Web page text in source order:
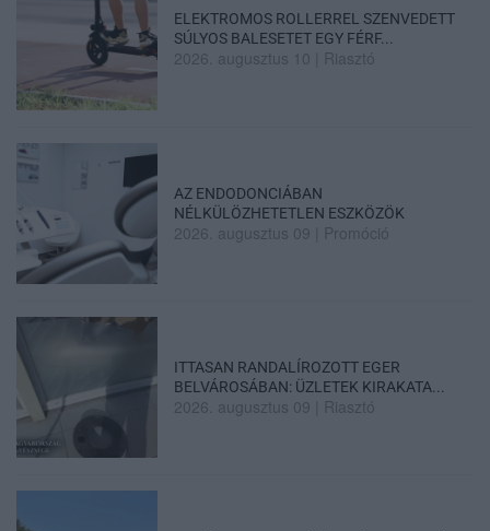
ELEKTROMOS ROLLERREL SZENVEDETT
SÚLYOS BALESETET EGY FÉRF...
2026. augusztus 10 Riasztó
AZ ENDODONCIÁBAN
NÉLKÜLÖZHETETLEN ESZKÖZÖK
2026. augusztus 09 Promóció
ITTASAN RANDALÍROZOTT EGER
BELVÁROSÁBAN: ÜZLETEK KIRAKATA...
2026. augusztus 09 Riasztó